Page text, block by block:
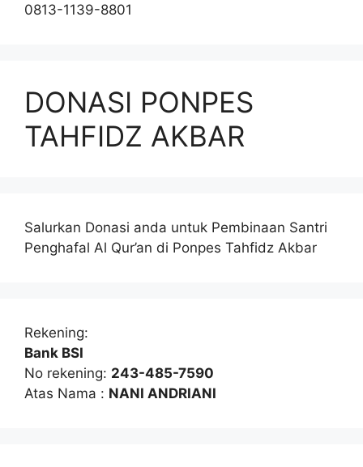
0813-1139-8801
DONASI PONPES
TAHFIDZ AKBAR
Salurkan Donasi anda untuk Pembinaan Santri
Penghafal Al Qur’an di Ponpes Tahfidz Akbar
Rekening:
Bank BSI
No rekening: 243-485-7590
Atas Nama : NANI ANDRIANI